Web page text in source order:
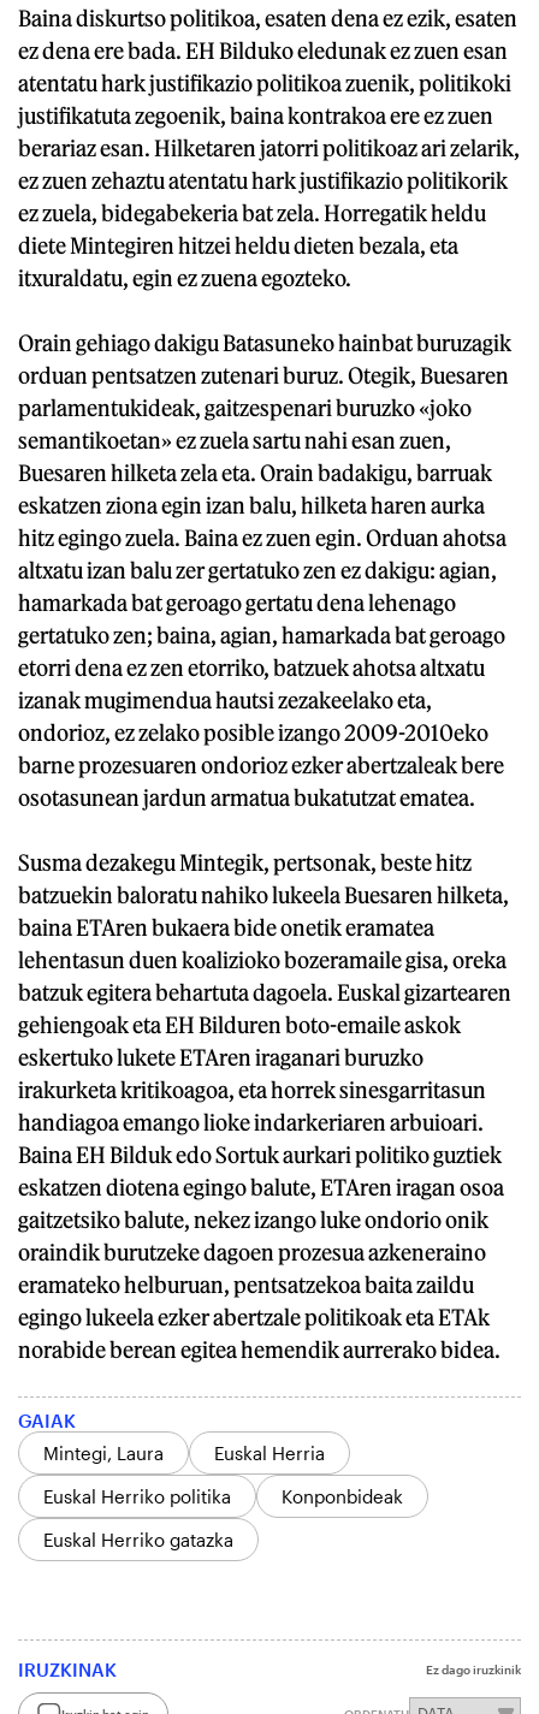
Baina diskurtso politikoa, esaten dena ez ezik, esaten
ez dena ere bada. EH Bilduko eledunak ez zuen esan
atentatu hark justifikazio politikoa zuenik, politikoki
justifikatuta zegoenik, baina kontrakoa ere ez zuen
berariaz esan. Hilketaren jatorri politikoaz ari zelarik,
ez zuen zehaztu atentatu hark justifikazio politikorik
ez zuela, bidegabekeria bat zela. Horregatik heldu
diete Mintegiren hitzei heldu dieten bezala, eta
itxuraldatu, egin ez zuena egozteko.
Orain gehiago dakigu Batasuneko hainbat buruzagik
orduan pentsatzen zutenari buruz. Otegik, Buesaren
parlamentukideak, gaitzespenari buruzko «joko
semantikoetan» ez zuela sartu nahi esan zuen,
Buesaren hilketa zela eta. Orain badakigu, barruak
eskatzen ziona egin izan balu, hilketa haren aurka
hitz egingo zuela. Baina ez zuen egin. Orduan ahotsa
altxatu izan balu zer gertatuko zen ez dakigu: agian,
hamarkada bat geroago gertatu dena lehenago
gertatuko zen; baina, agian, hamarkada bat geroago
etorri dena ez zen etorriko, batzuek ahotsa altxatu
izanak mugimendua hautsi zezakeelako eta,
ondorioz, ez zelako posible izango 2009-2010eko
barne prozesuaren ondorioz ezker abertzaleak bere
osotasunean jardun armatua bukatutzat ematea.
Susma dezakegu Mintegik, pertsonak, beste hitz
batzuekin baloratu nahiko lukeela Buesaren hilketa,
baina ETAren bukaera bide onetik eramatea
lehentasun duen koalizioko bozeramaile gisa, oreka
batzuk egitera behartuta dagoela. Euskal gizartearen
gehiengoak eta EH Bilduren boto-emaile askok
eskertuko lukete ETAren iraganari buruzko
irakurketa kritikoagoa, eta horrek sinesgarritasun
handiagoa emango lioke indarkeriaren arbuioari.
Baina EH Bilduk edo Sortuk aurkari politiko guztiek
eskatzen diotena egingo balute, ETAren iragan osoa
gaitzetsiko balute, nekez izango luke ondorio onik
oraindik burutzeke dagoen prozesua azkeneraino
eramateko helburuan, pentsatzekoa baita zaildu
egingo lukeela ezker abertzale politikoak eta ETAk
norabide berean egitea hemendik aurrerako bidea.
GAIAK
Mintegi, Laura
Euskal Herria
Euskal Herriko politika
Konponbideak
Euskal Herriko gatazka
IRUZKINAK Ez dago iruzkinik